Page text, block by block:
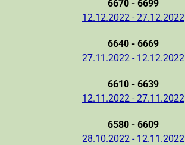
6670 - 6699
12.12.2022 - 27.12.2022
6640 - 6669
27.11.2022 - 12.12.2022
6610 - 6639
12.11.2022 - 27.11.2022
6580 - 6609
28.10.2022 - 12.11.2022